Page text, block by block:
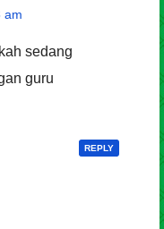
am
sedang
guru
REPLY